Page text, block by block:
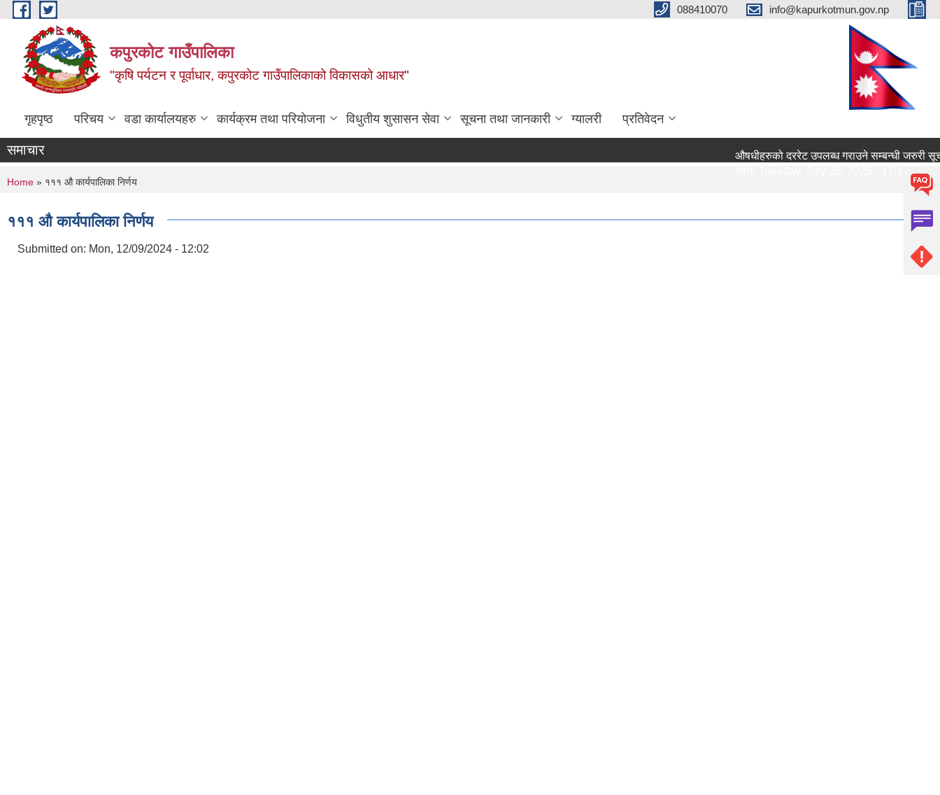
Skip to main content 088410070 info@kapurkotmun.gov.np
कपुरकोट गाउँपालिका
"कृषि पर्यटन र पूर्वाधार, कपुरकोट गाउँपालिकाको विकासको आधार"
गृहपृष्ठ परिचय वडा कार्यालयहरु कार्यक्रम तथा परियोजना विधुतीय शुसासन सेवा सूचना तथा जानकारी ग्यालरी प्रतिवेदन
समाचार
औषधीहरुको दररेट उपलब्ध गराउने सम्बन्धी जरुरी सूचना।
You are here
Home » १११ औ कार्यपालिका निर्णय
१११ औ कार्यपालिका निर्णय
Submitted on: Mon, 12/09/2024 - 12:02